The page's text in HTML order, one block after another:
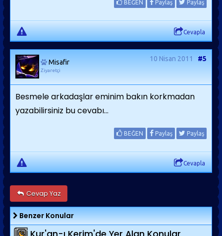
BEĞEN Paylaş Paylaş
Cevapla
Misafir
Ziyaretçi
10 Nisan 2011 #5
Besmele arkadaşlar eminim bakın korkmadan
yazabilirsiniz bu cevabı...
BEĞEN Paylaş Paylaş
Cevapla
Cevap Yaz
Benzer Konular